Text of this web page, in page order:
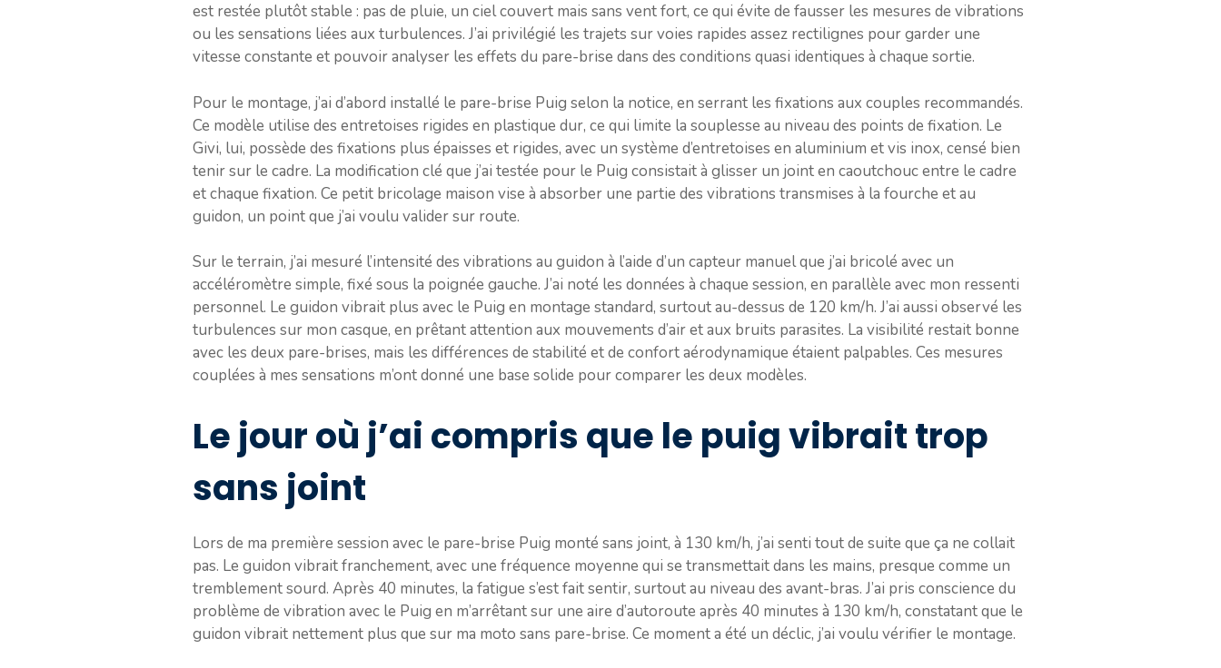
est restée plutôt stable : pas de pluie, un ciel couvert mais sans vent fort, ce qui évite de fausser les mesures de vibrations
ou les sensations liées aux turbulences. J’ai privilégié les trajets sur voies rapides assez rectilignes pour garder une
vitesse constante et pouvoir analyser les effets du pare-brise dans des conditions quasi identiques à chaque sortie.
Pour le montage, j’ai d’abord installé le pare-brise Puig selon la notice, en serrant les fixations aux couples recommandés.
Ce modèle utilise des entretoises rigides en plastique dur, ce qui limite la souplesse au niveau des points de fixation. Le
Givi, lui, possède des fixations plus épaisses et rigides, avec un système d’entretoises en aluminium et vis inox, censé bien
tenir sur le cadre. La modification clé que j’ai testée pour le Puig consistait à glisser un joint en caoutchouc entre le cadre
et chaque fixation. Ce petit bricolage maison vise à absorber une partie des vibrations transmises à la fourche et au
guidon, un point que j’ai voulu valider sur route.
Sur le terrain, j’ai mesuré l’intensité des vibrations au guidon à l’aide d’un capteur manuel que j’ai bricolé avec un
accéléromètre simple, fixé sous la poignée gauche. J’ai noté les données à chaque session, en parallèle avec mon ressenti
personnel. Le guidon vibrait plus avec le Puig en montage standard, surtout au-dessus de 120 km/h. J’ai aussi observé les
turbulences sur mon casque, en prêtant attention aux mouvements d’air et aux bruits parasites. La visibilité restait bonne
avec les deux pare-brises, mais les différences de stabilité et de confort aérodynamique étaient palpables. Ces mesures
couplées à mes sensations m’ont donné une base solide pour comparer les deux modèles.
Le jour où j’ai compris que le puig vibrait trop
sans joint
Lors de ma première session avec le pare-brise Puig monté sans joint, à 130 km/h, j’ai senti tout de suite que ça ne collait
pas. Le guidon vibrait franchement, avec une fréquence moyenne qui se transmettait dans les mains, presque comme un
tremblement sourd. Après 40 minutes, la fatigue s’est fait sentir, surtout au niveau des avant-bras. J’ai pris conscience du
problème de vibration avec le Puig en m’arrêtant sur une aire d’autoroute après 40 minutes à 130 km/h, constatant que le
guidon vibrait nettement plus que sur ma moto sans pare-brise. Ce moment a été un déclic, j’ai voulu vérifier le montage.